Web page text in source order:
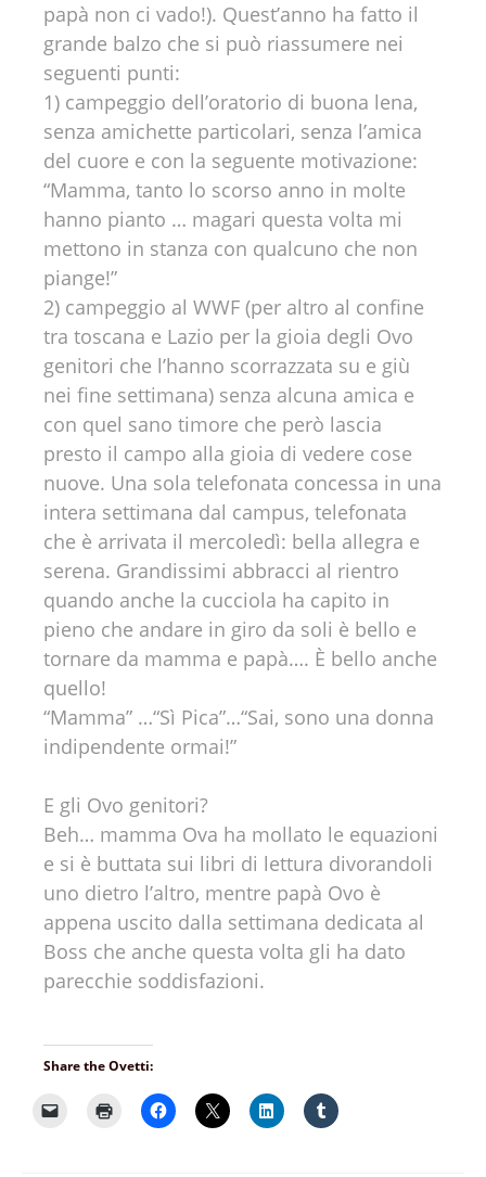
papà non ci vado!). Quest’anno ha fatto il
grande balzo che si può riassumere nei
seguenti punti:
1) campeggio dell’oratorio di buona lena,
senza amichette particolari, senza l’amica
del cuore e con la seguente motivazione:
“Mamma, tanto lo scorso anno in molte
hanno pianto … magari questa volta mi
mettono in stanza con qualcuno che non
piange!”
2) campeggio al WWF (per altro al confine
tra toscana e Lazio per la gioia degli Ovo
genitori che l’hanno scorrazzata su e giù
nei fine settimana) senza alcuna amica e
con quel sano timore che però lascia
presto il campo alla gioia di vedere cose
nuove. Una sola telefonata concessa in una
intera settimana dal campus, telefonata
che è arrivata il mercoledì: bella allegra e
serena. Grandissimi abbracci al rientro
quando anche la cucciola ha capito in
pieno che andare in giro da soli è bello e
tornare da mamma e papà…. È bello anche
quello!
“Mamma” …“Sì Pica”…“Sai, sono una donna
indipendente ormai!”
E gli Ovo genitori?
Beh… mamma Ova ha mollato le equazioni
e si è buttata sui libri di lettura divorandoli
uno dietro l’altro, mentre papà Ovo è
appena uscito dalla settimana dedicata al
Boss che anche questa volta gli ha dato
parecchie soddisfazioni.
Share the Ovetti: